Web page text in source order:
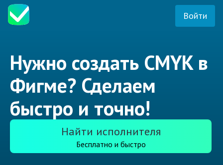
Войти
Нужно создать CMYK в
Фигме? Сделаем
быстро и точно!
Найти исполнителя
Бесплатно и быстро